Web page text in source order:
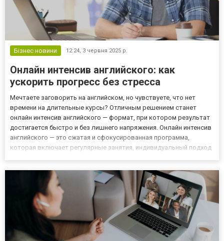
Бізнес новини 12:24, 3 червня 2025 р.
Онлайн интенсив английского: как
ускорить прогресс без стресса
Мечтаете заговорить на английском, но чувствуете, что нет
времени на длительные курсы? Отличным решением станет
онлайн интенсив английского — формат, при котором результат
достигается быстро и без лишнего напряжения. Онлайн интенсив
английского — это сжатая и сфокусированная программа,
которая включает регулярные занятия, индивидуальный подход